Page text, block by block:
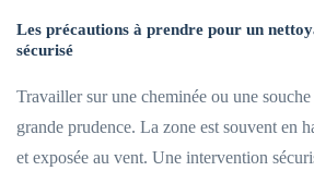
Les précautions à prendre pour un
sécurisé
Travailler sur une cheminée ou une
grande prudence. La zone est souvent en
et exposée au vent. Une intervention